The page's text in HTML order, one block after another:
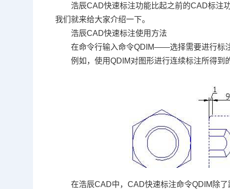
浩辰CAD快速标注功能比起之前的CAD标注
我们就来给大家介绍一下。
浩辰CAD快速标注使用方法
在命令行输入命令QDIM——选择需要进行标
例如，使用QDIM对图形进行连续标注所得到
在浩辰CAD中，CAD快速标注命令QDIM 除